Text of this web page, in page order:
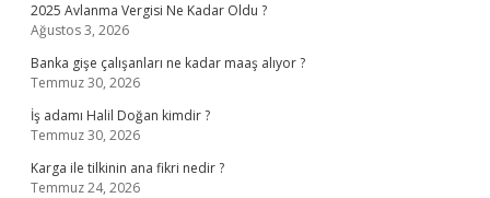
2025 Avlanma Vergisi Ne Kadar Oldu ?
Ağustos 3, 2026
Banka gişe çalışanları ne kadar maaş alıyor ?
Temmuz 30, 2026
İş adamı Halil Doğan kimdir ?
Temmuz 30, 2026
Karga ile tilkinin ana fikri nedir ?
Temmuz 24, 2026